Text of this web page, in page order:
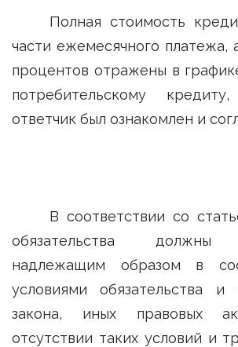
Полная стоимость
части ежемесячного платежа,
процентов отражены в
потребительскому
ответчик был ознакомлен и
В соответствии со
обязательства должны
надлежащим образом в
условиями обязательства и
закона, иных правовых
отсутствии таких условий и